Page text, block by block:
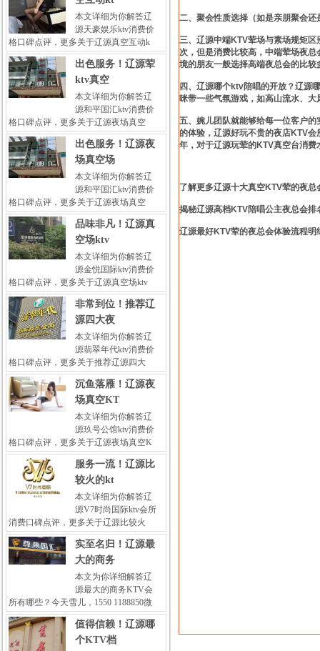
本文详细为你解答辽
源天豪娱乐ktv消费价
格口碑点评，更多关于辽源真空互动k
出色服务！辽源荤
ktv真空
本文详细为你解答辽
源和平国汇ktv消费价
格口碑点评，更多关于辽源夜场真空
出色服务！辽源夜
场真空场
本文详细为你解答辽
源和平国汇ktv消费价
格口碑点评，更多关于辽源夜场真空
品味非凡！辽源真
空场ktv
本文详细为你解答辽
源金悦国际ktv消费价
格口碑点评，更多关于辽源真空场ktv
非常到位！推荐辽
源四大夜
本文详细为你解答辽
源翡翠年代ktv消费价
格口碑点评，更多关于推荐辽源四大
沉鱼落雁！辽源夜
场真空KT
本文详细为你解答辽
源玖号公馆ktv消费价
格口碑点评，更多关于辽源夜场真空K
服务一流！辽源比
较火的kt
本文详细为你解答辽
源V7时尚国际ktv会所
消费口碑点评，更多关于辽源比较火
实至名归！辽源最
大的商务
本文为你详细解答辽
源最大的商务KTV会
所有哪些？今天雪儿，1550 1188850微
值得信赖！辽源哪
个KTV档
二、聚会性质选择（如是亲朋聚会
三、辽源中端KTV荤场与素场规矩
次，但是消费比较高，中端荤场夜
境的朋友一般选择高端夜总会的比
四、辽源哪个ktv陪唱的开放？辽源
咪带一些气氛游戏，如高山流水、大
五、婉儿团队就能够给每一位客户
的体验，辽源好玩不贵的夜店KTV
年，对于辽源玩荤的KTV真空台消
了解更多辽源十大真空KTV荤的夜
揭秘辽源高档KTV陪唱公主夜总会
辽源最好KTV荤的夜总会体验流程